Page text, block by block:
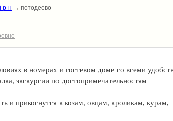
р-н → потодеево
в номерах и гостевом доме со всеми
экскурсии по достопримечательностям
и прикоснутся к козам, овцам, кроликам, курам,